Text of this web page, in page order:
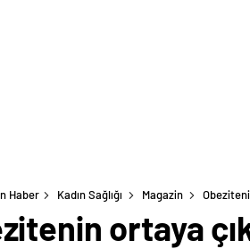
Haber Kadın Sağlığı Magazin
ortaya